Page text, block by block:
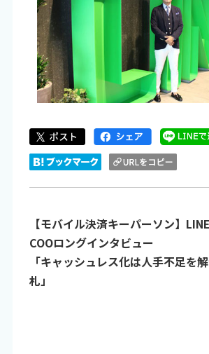
【モバイル決済キーパーソン】
COOロングインタビュー
「キャッシュレス化は人手不足を
札」